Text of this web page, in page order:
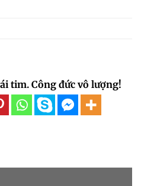
tim. Công đức vô lượng!